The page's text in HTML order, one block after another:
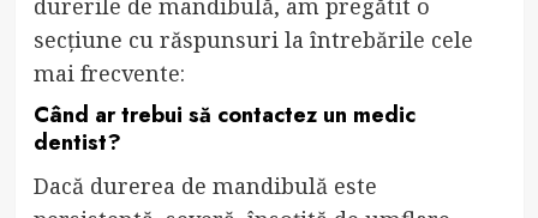
durerile de mandibulă, am pregătit o
secțiune cu răspunsuri la întrebările cele
mai frecvente:
Când ar trebui să contactez un medic
dentist?
Dacă durerea de mandibulă este